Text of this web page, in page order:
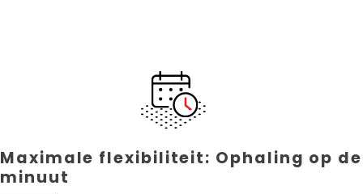
Maximale flexibiliteit: Ophaling op de
minuut